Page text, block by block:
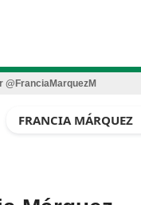
@FranciaMarquezM
FRANCIA MÁRQUEZ